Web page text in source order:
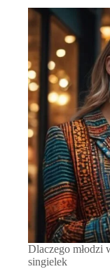
Dlaczego młodzi
singielek